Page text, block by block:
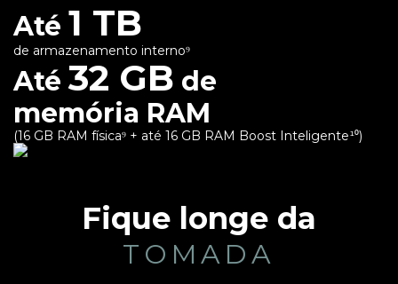
de armazenamento interno⁹
Até 1 TB
(16 GB RAM física⁹ + até 16 GB RAM Boost Inteligente¹⁰)
Até32 GB de
memória RAM
Fique longe da
TOMADA